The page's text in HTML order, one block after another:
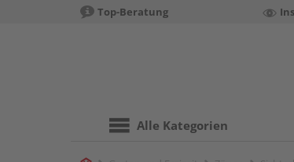
Top-Beratung
Alle Kategorien